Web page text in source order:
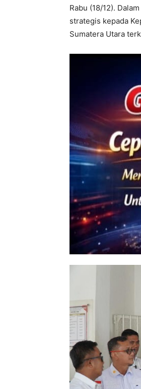
Rabu (18/12).
strategis kepada
Sumatera Utara